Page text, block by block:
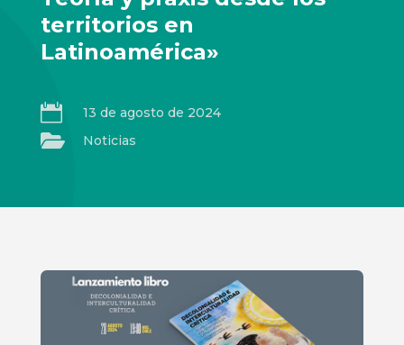
territorios en
Latinoamérica»
 13 de agosto de 2024
 Noticias